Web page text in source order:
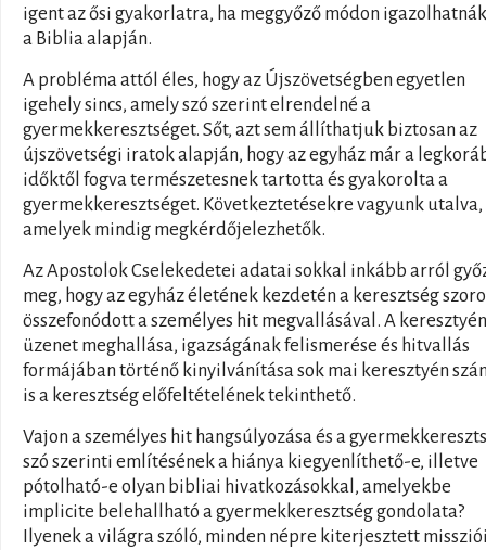
igent az ősi gyakorlatra, ha meggyőző módon
a Biblia alapján.
A probléma attól éles, hogy az Újszövetségben egyetlen
igehely sincs, amely szó szerint elrendelné a
gyermekkeresztséget. Sőt, azt sem állíthatjuk biztosan az
újszövetségi iratok alapján, hogy az egyház már a
időktől fogva természetesnek tartotta és gyakorolta a
gyermekkeresztséget. Következtetésekre vagyunk utalva,
amelyek mindig megkérdőjelezhetők.
Az Apostolok Cselekedetei adatai sokkal inkább arról
meg, hogy az egyház életének kezdetén a keresztség
összefonódott a személyes hit megvallásával. A keresztyén
üzenet meghallása, igazságának felismerése és hitvallás
formájában történő kinyilvánítása sok mai keresztyén
is a keresztség előfeltételének tekinthető.
Vajon a személyes hit hangsúlyozása és a
szó szerinti említésének a hiánya kiegyenlíthető-e, illetve
pótolható-e olyan bibliai hivatkozásokkal, amelyekbe
implicite belehallható a gyermekkeresztség gondolata?
Ilyenek a világra szóló, minden népre kiterjesztett